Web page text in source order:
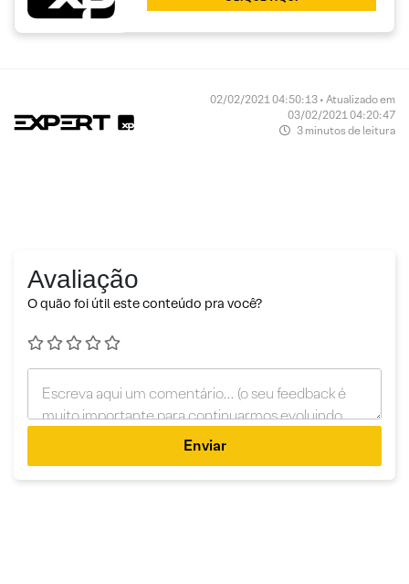
02/02/2021 04:50:13 • Atualizado em
03/02/2021 04:20:47
3 minutos de leitura
Avaliação
O quão foi útil este conteúdo pra você?
Enviar